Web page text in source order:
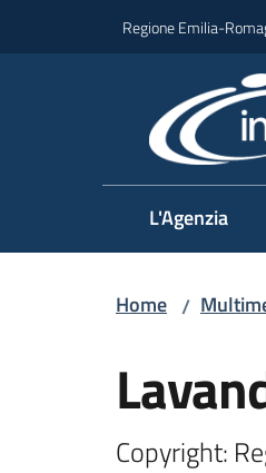
Regione Emilia-
L'Agenzia
Home /
Copyright: